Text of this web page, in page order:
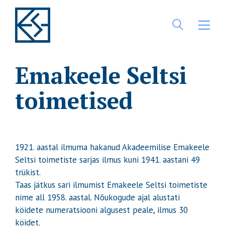
Emakeele Seltsi
toimetised
1921. aastal ilmuma hakanud Akadeemilise Emakeele
Seltsi toimetiste sarjas ilmus kuni 1941. aastani 49
trükist.
Taas jätkus sari ilmumist Emakeele Seltsi toimetiste
nime all 1958. aastal. Nõukogude ajal alustati
köidete numeratsiooni algusest peale, ilmus 30
köidet.